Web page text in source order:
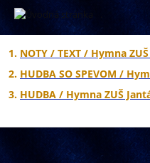
Hymna
ZUŠ
Jantárová
1. NOTY / TEXT / Hymna
2. HUDBA SO SPEVOM /
3. HUDBA / Hymna ZUŠ